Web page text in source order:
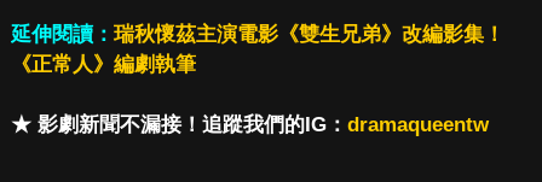
延伸閱讀： 瑞秋懷茲主演電影《雙生兄弟》改編影集！
《正常人》編劇執筆
★ 影劇新聞不漏接！追蹤我們的IG： dramaqueentw